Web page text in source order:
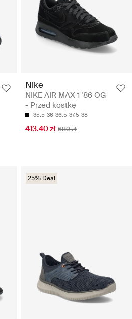
Nike
NIKE AIR MAX 1 '86 OG
- Przed kostkę
35.5 36 36.5 37.5 38
413.40 zł 689 zł
25% Deal